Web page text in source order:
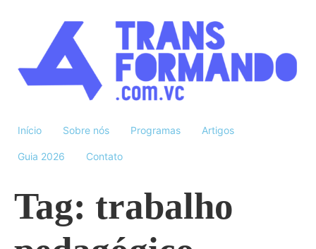
Início Sobre nós Programas Artigos
Guia 2026 Contato
Tag: trabalho